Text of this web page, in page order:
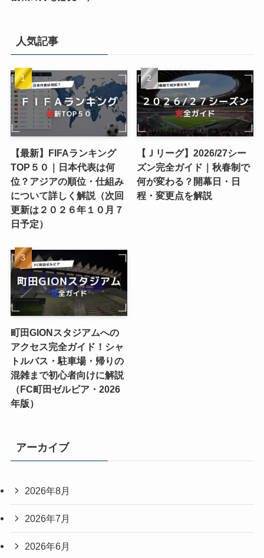
人気記事
【最新】FIFAランキング
TOP５０｜日本代表は何
位？アジアの順位・仕組み
について詳しく解説（次回
更新は２０２６年１０月７
日予定）
【Ｊリーグ】2026/27シー
ズン完全ガイド｜秋春制で
何が変わる？開幕日・日
程・変更点を解説
町田GIONスタジアムへの
アクセス完全ガイド！シャ
トルバス・駐車場・帰りの
混雑まで初心者向けに解説
（FC町田ゼルビア・2026
年版）
アーカイブ
2026年8月
2026年7月
2026年6月